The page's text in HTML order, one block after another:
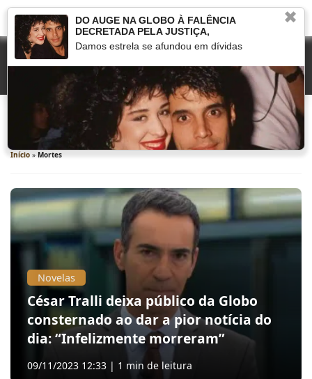
Mortes
Início » Mortes
Novelas
César Tralli deixa público da Globo
consternado ao dar a pior notícia do
dia: “Infelizmente morreram”
09/11/2023 12:33 | 1 min de leitura
✖
DO AUGE NA GLOBO À FALÊNCIA
DECRETADA PELA JUSTIÇA,
Damos estrela se afundou em dívidas